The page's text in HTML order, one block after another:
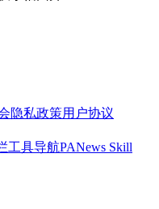
隐私政策用户协议
工具导航PANews Skill